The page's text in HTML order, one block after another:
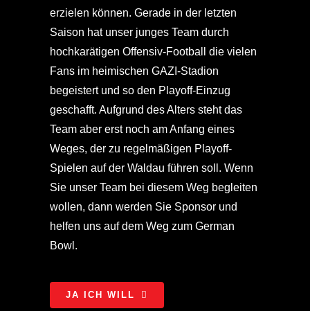
erzielen können. Gerade in der letzten
Saison hat unser junges Team durch
hochkarätigen Offensiv-Football die vielen
Fans im heimischen GAZI-Stadion
begeistert und so den Playoff-Einzug
geschafft. Aufgrund des Alters steht das
Team aber erst noch am Anfang eines
Weges, der zu regelmäßigen Playoff-
Spielen auf der Waldau führen soll. Wenn
Sie unser Team bei diesem Weg begleiten
wollen, dann werden Sie Sponsor und
helfen uns auf dem Weg zum German
Bowl.
JA ICH WILL